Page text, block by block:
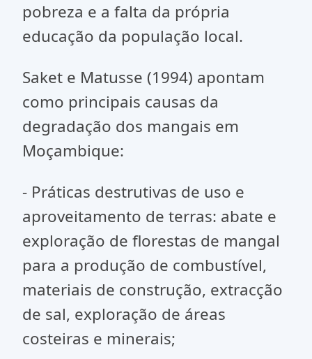
pobreza e a falta da própria
educação da população local.
Saket e Matusse (1994) apontam
como principais causas da
degradação dos mangais em
Moçambique:
- Práticas destrutivas de uso e
aproveitamento de terras: abate e
exploração de florestas de mangal
para a produção de combustível,
materiais de construção, extracção
de sal, exploração de áreas
costeiras e minerais;